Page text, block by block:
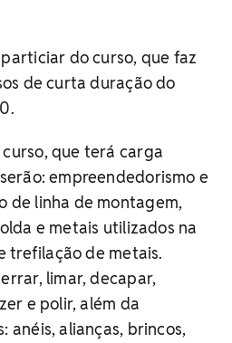
do curso, que faz
de curta duração do
que terá carga
empreendedorismo e
de linha de montagem,
e metais utilizados na
trefilação de metais.
limar, decapar,
e polir, além da
anéis, alianças, brincos,